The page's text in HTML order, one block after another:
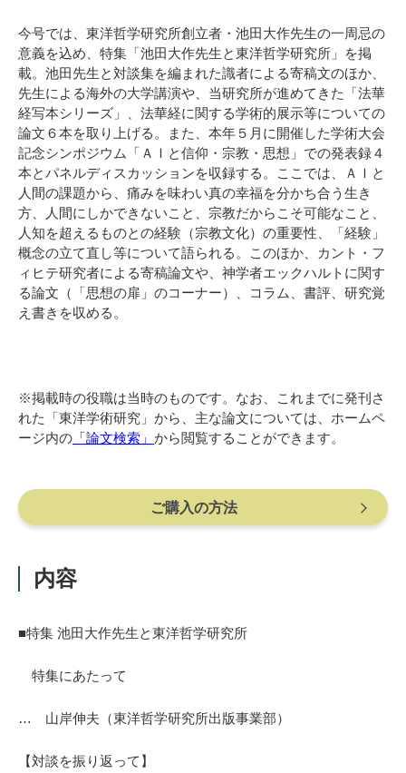
今号では、東洋哲学研究所創立者・池田大作先生の一周忌の
意義を込め、特集「池田大作先生と東洋哲学研究所」を掲
載。池田先生と対談集を編まれた識者による寄稿文のほか、
先生による海外の大学講演や、当研究所が進めてきた「法華
経写本シリーズ」、法華経に関する学術的展示等についての
論文６本を取り上げる。また、本年５月に開催した学術大会
記念シンポジウム「ＡＩと信仰・宗教・思想」での発表録４
本とパネルディスカッションを収録する。ここでは、ＡＩと
人間の課題から、痛みを味わい真の幸福を分かち合う生き
方、人間にしかできないこと、宗教だからこそ可能なこと、
人知を超えるものとの経験（宗教文化）の重要性、「経験」
概念の立て直し等について語られる。このほか、カント・フ
ィヒテ研究者による寄稿論文や、神学者エックハルトに関す
る論文（「思想の扉」のコーナー）、コラム、書評、研究覚
え書きを収める。
※掲載時の役職は当時のものです。なお、これまでに発刊さ
れた「東洋学術研究」から、主な論文については、ホームペ
ージ内の 「論文検索」 から閲覧することができます。
ご購入の方法
内容
■特集 池田大作先生と東洋哲学研究所
特集にあたって
… 山岸伸夫（東洋哲学研究所出版事業部）
【対談を振り返って】